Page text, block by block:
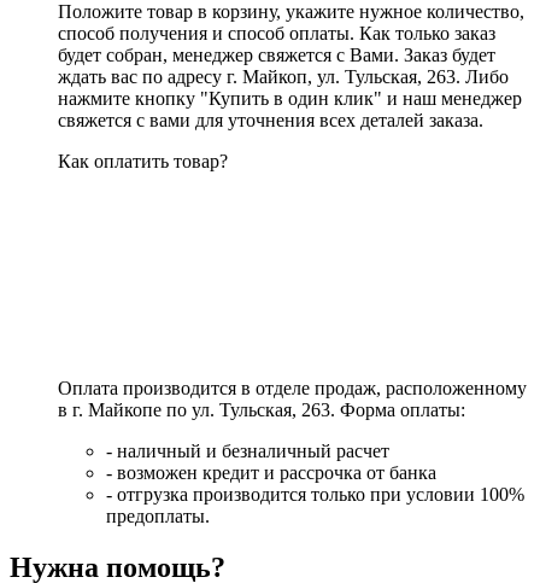
Положите товар в корзину, укажите нужное количество,
способ получения и способ оплаты. Как только заказ
будет собран, менеджер свяжется с Вами. Заказ будет
ждать вас по адресу г. Майкоп, ул. Тульская, 263. Либо
нажмите кнопку "Купить в один клик" и наш менеджер
свяжется с вами для уточнения всех деталей заказа.
Как оплатить товар?
Оплата производится в отделе продаж, расположенному
в г. Майкопе по ул. Тульская, 263. Форма оплаты:
- наличный и безналичный расчет
- возможен кредит и рассрочка от банка
- отгрузка производится только при условии 100%
предоплаты.
Нужна помощь?